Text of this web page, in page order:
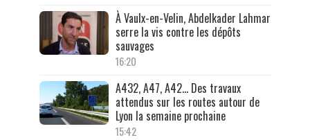
À Vaulx-en-Velin, Abdelkader Lahmar
serre la vis contre les dépôts
sauvages
16:20
A432, A47, A42… Des travaux
attendus sur les routes autour de
Lyon la semaine prochaine
15:42